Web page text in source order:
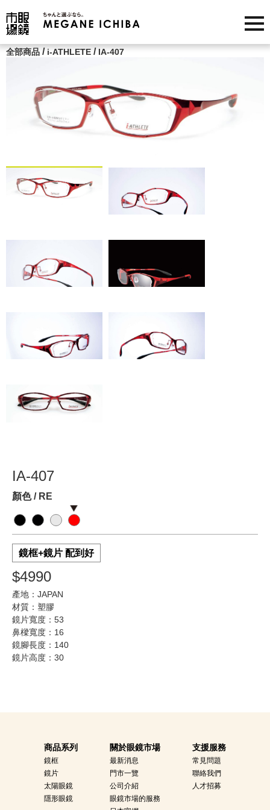
全部商品 / i-ATHLETE / IA-407
IA-407
顏色 / RE
鏡框+鏡片 配到好
$4990
產地：JAPAN
材質：塑膠
鏡片寬度：53
鼻樑寬度：16
鏡腳長度：140
鏡片高度：30
商品系列
鏡框
鏡片
太陽眼鏡
隱形眼鏡
關於眼鏡市場
最新消息
門市一覽
公司介紹
眼鏡市場的服務
支援服務
常見問題
聯絡我們
人才招募